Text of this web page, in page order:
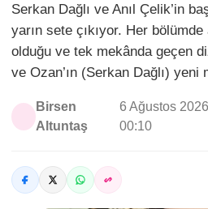
Serkan Dağlı ve Anıl Çelik’in
yarın sete çıkıyor. Her
olduğu ve tek mekânda geçen
ve Ozan’ın (Serkan Dağlı) yeni
Birsen
Altuntaş
6 Ağustos
00:10